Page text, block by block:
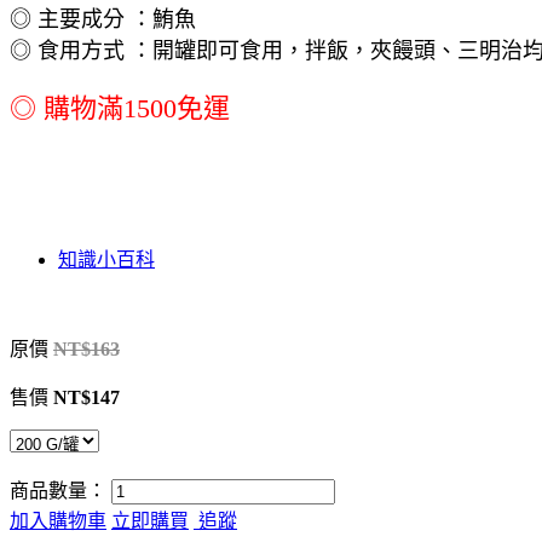
◎ 主要成分 ：鮪魚
◎ 食用方式 ：開罐即可食用，拌飯，夾饅頭、三明治
◎ 購物滿1500免運
知識小百科
原價 NT$163
售價 NT$147
商品數量：
加入購物車 立即購買 追蹤